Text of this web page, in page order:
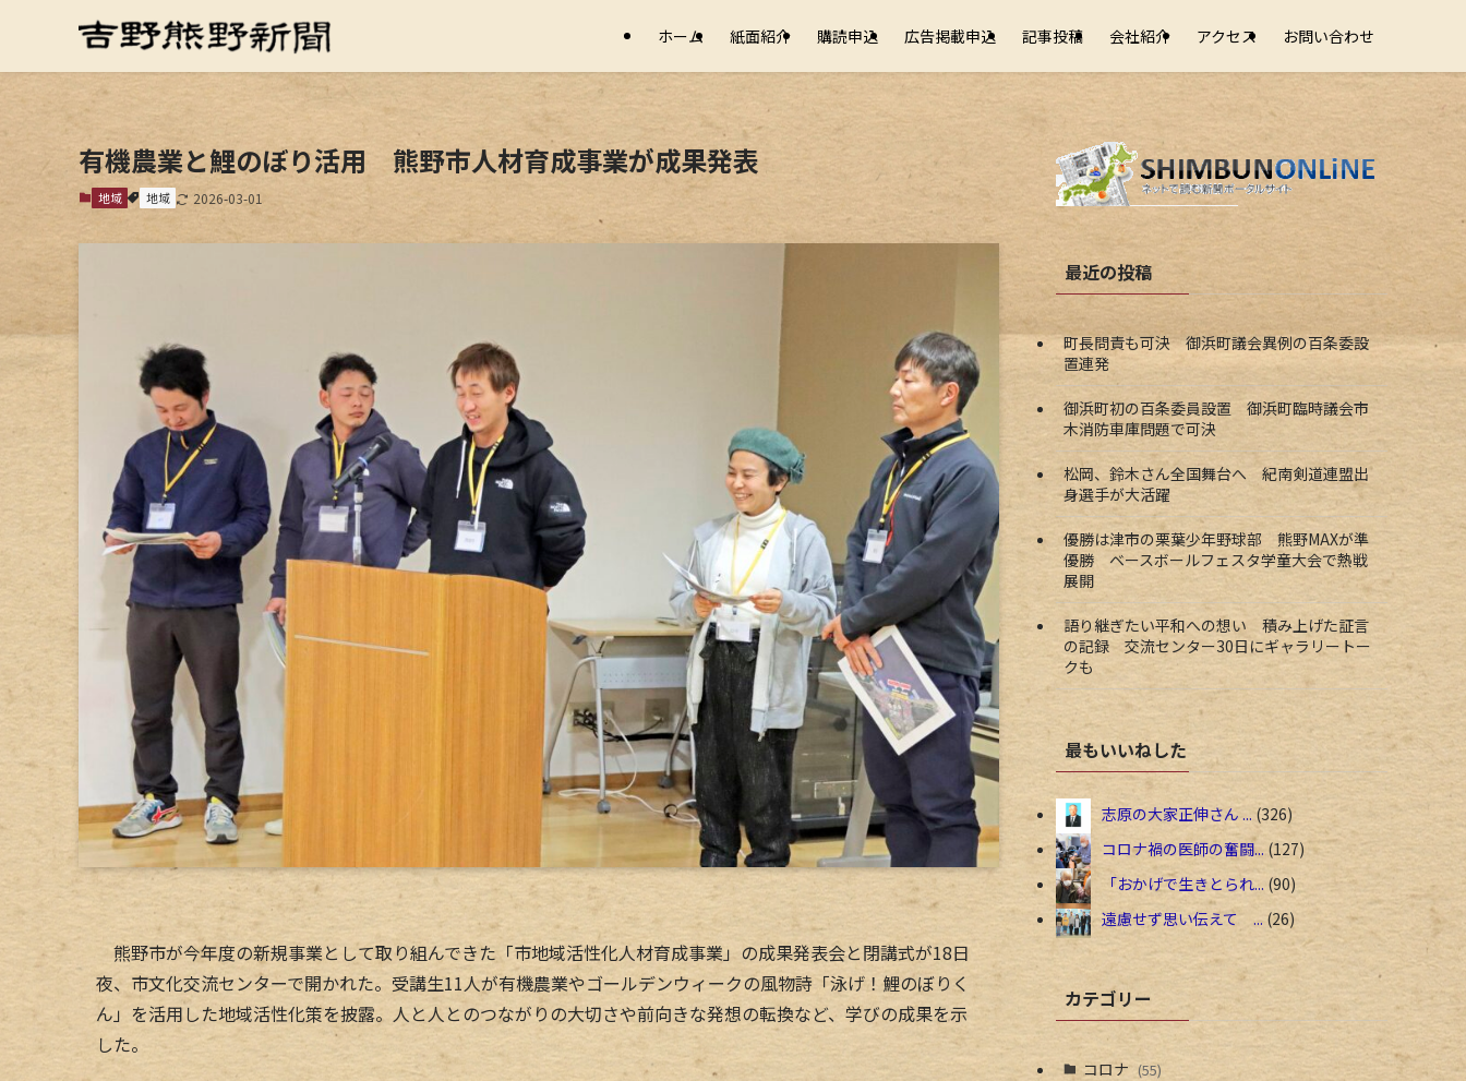
ホーム 紙面紹介 購読申込 広告掲載申込 記事投稿 会社紹介 アクセス お問い合わせ
有機農業と鯉のぼり活用 熊野市人材育成事業が成果発表
地域 地域 2026-03-01
熊野市が今年度の新規事業として取り組んできた「市地域活性化人材育成事業」の成果発表会と閉講式が18日
夜、市文化交流センターで開かれた。受講生11人が有機農業やゴールデンウィークの風物詩「泳げ！鯉のぼりく
ん」を活用した地域活性化策を披露。人と人とのつながりの大切さや前向きな発想の転換など、学びの成果を示
した。
最近の投稿
町長問責も可決 御浜町議会異例の百条委設
置連発
御浜町初の百条委員設置 御浜町臨時議会市
木消防車庫問題で可決
松岡、鈴木さん全国舞台へ 紀南剣道連盟出
身選手が大活躍
優勝は津市の栗葉少年野球部 熊野MAXが準
優勝 ベースボールフェスタ学童大会で熱戦
展開
語り継ぎたい平和への想い 積み上げた証言
の記録 交流センター30日にギャラリートー
クも
最もいいねした
志原の大家正伸さん ... 326
コロナ禍の医師の奮闘... 127
「おかげで生きとられ... 90
遠慮せず思い伝えて ... 26
カテゴリー
コロナ (55)